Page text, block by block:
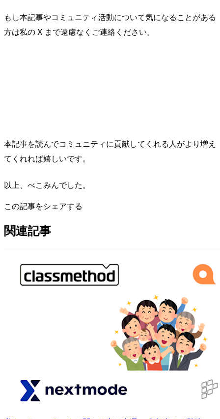
もし本記事やコミュニティ活動について気になることがある
方は私の X まで遠慮なくご連絡ください。
本記事を読んでコミュニティに貢献してくれる人がより増え
てくれれば嬉しいです。
以上、べこみんでした。
この記事をシェアする
関連記事